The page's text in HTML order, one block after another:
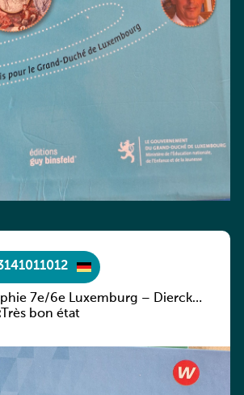
7e/6e Luxemburg – Diercke
Très bon état